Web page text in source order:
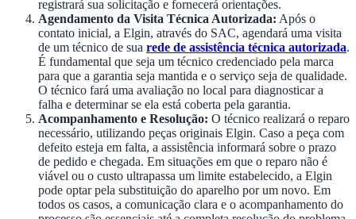
registrará sua solicitação e fornecerá orientações.
Agendamento da Visita Técnica Autorizada: Após o
contato inicial, a Elgin, através do SAC, agendará uma visita
de um técnico de sua rede de assistência técnica autorizada.
É fundamental que seja um técnico credenciado pela marca
para que a garantia seja mantida e o serviço seja de qualidade.
O técnico fará uma avaliação no local para diagnosticar a
falha e determinar se ela está coberta pela garantia.
Acompanhamento e Resolução: O técnico realizará o reparo
necessário, utilizando peças originais Elgin. Caso a peça com
defeito esteja em falta, a assistência informará sobre o prazo
de pedido e chegada. Em situações em que o reparo não é
viável ou o custo ultrapassa um limite estabelecido, a Elgin
pode optar pela substituição do aparelho por um novo. Em
todos os casos, a comunicação clara e o acompanhamento do